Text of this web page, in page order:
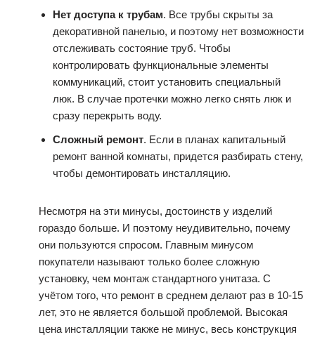
Нет доступа к трубам. Все трубы скрыты за
декоративной панелью, и поэтому нет возможности
отслеживать состояние труб. Чтобы
контролировать функциональные элементы
коммуникаций, стоит установить специальный
люк. В случае протечки можно легко снять люк и
сразу перекрыть воду.
Сложный ремонт. Если в планах капитальный
ремонт ванной комнаты, придется разбирать стену,
чтобы демонтировать инсталляцию.
Несмотря на эти минусы, достоинств у изделий
гораздо больше. И поэтому неудивительно, почему
они пользуются спросом. Главным минусом
покупатели называют только более сложную
установку, чем монтаж стандартного унитаза. С
учётом того, что ремонт в среднем делают раз в 10-15
лет, это не является большой проблемой. Высокая
цена инсталляции также не минус, весь конструкция